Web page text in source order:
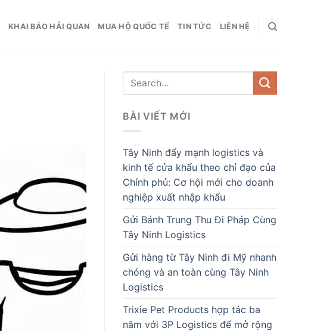
KHAI BÁO HẢI QUAN MUA HỘ QUỐC TẾ TIN TỨC LIÊN HỆ
BÀI VIẾT MỚI
Tây Ninh đẩy mạnh logistics và
kinh tế cửa khẩu theo chỉ đạo của
Chính phủ: Cơ hội mới cho doanh
nghiệp xuất nhập khẩu
Gửi Bánh Trung Thu Đi Pháp Cùng
Tây Ninh Logistics
Gửi hàng từ Tây Ninh đi Mỹ nhanh
chóng và an toàn cùng Tây Ninh
Logistics
Trixie Pet Products hợp tác ba
năm với 3P Logistics để mở rộng